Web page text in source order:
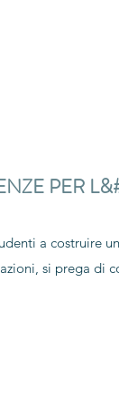
PER
a costruire
si prega di